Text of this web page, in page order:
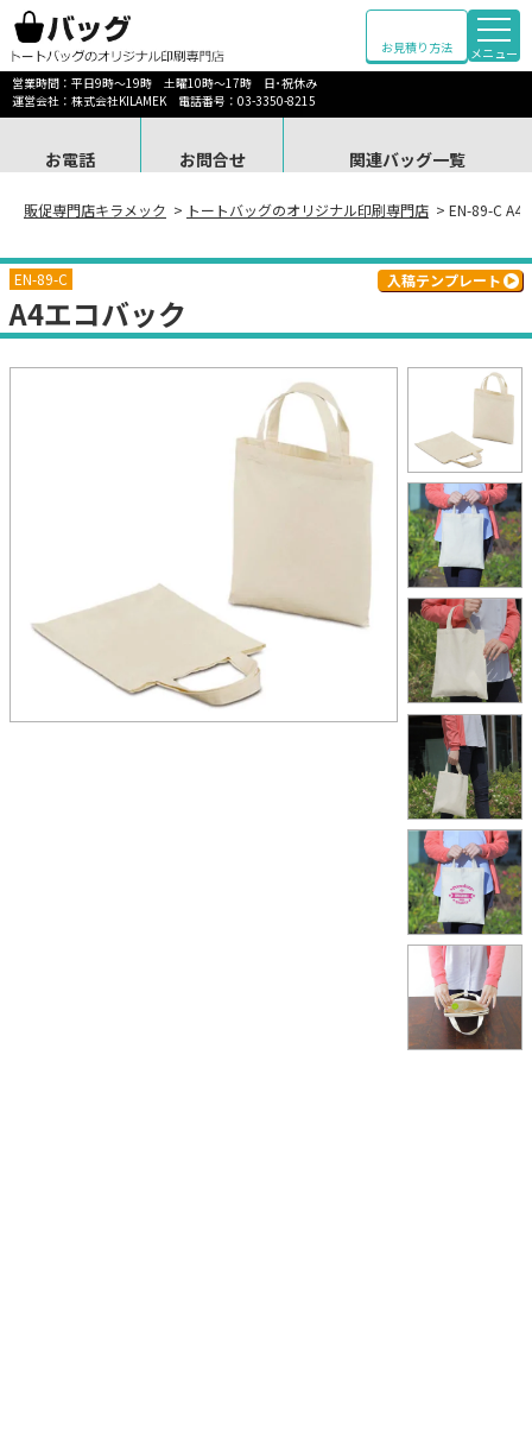
お見積り方法
メニュー
営業時間：平日9時～19時 土曜10時～17時 日･祝休み
運営会社：株式会社KILAMEK 電話番号：03-3350-8215
お電話 お問合せ 関連バッグ一覧
販促専門店キラメック > トートバッグのオリジナル印刷専門店 > EN-89-C A4
EN-89-C
A4エコバック
入稿テンプレート